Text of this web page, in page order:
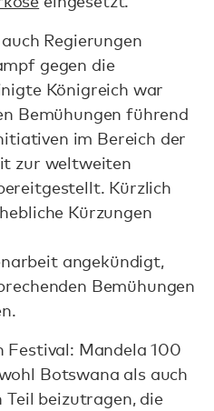
Regierungen
gegen die
Königreich war
Bemühungen führend
im Bereich der
zur weltweiten
Kürzlich
Kürzungen
angekündigt,
Bemühungen
Festival: Mandela 100
Botswana als auch
Teil beizutragen, die